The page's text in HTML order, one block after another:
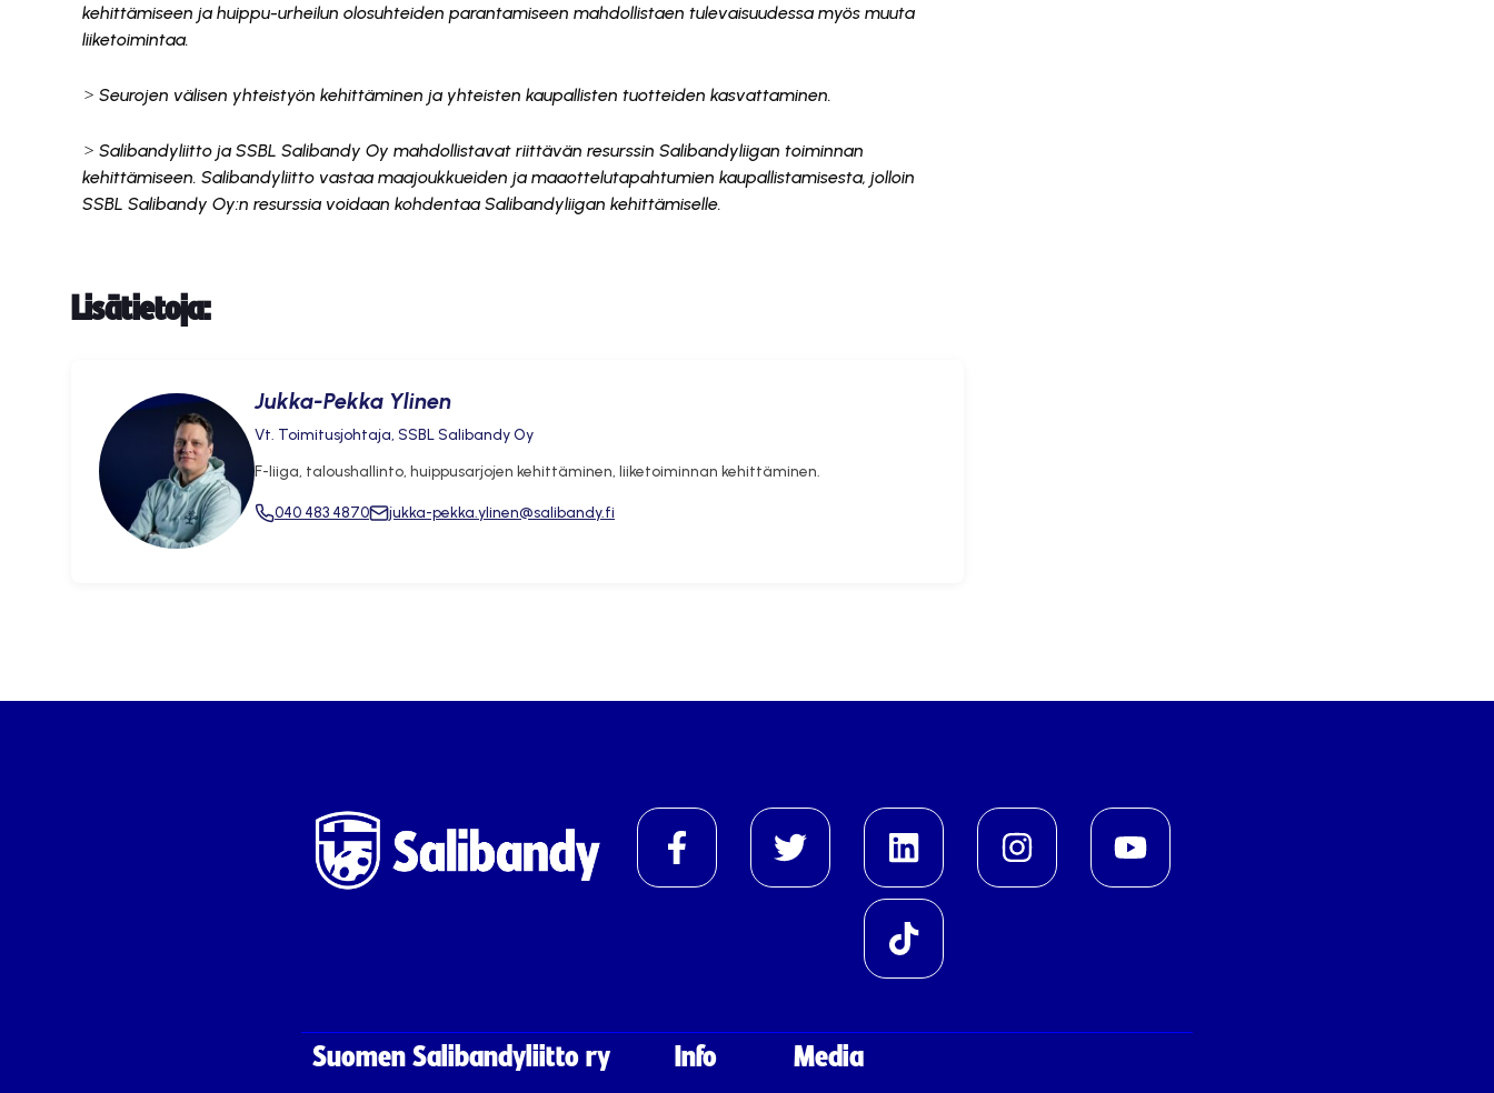
kehittämiseen ja huippu-urheilun olosuhteiden parantamiseen mahdollistaen tulevaisuudessa myös muuta
liiketoimintaa.
˃ Seurojen välisen yhteistyön kehittäminen ja yhteisten kaupallisten tuotteiden kasvattaminen.
˃ Salibandyliitto ja SSBL Salibandy Oy mahdollistavat riittävän resurssin Salibandyliigan toiminnan
kehittämiseen. Salibandyliitto vastaa maajoukkueiden ja maaottelutapahtumien kaupallistamisesta, jolloin
SSBL Salibandy Oy:n resurssia voidaan kohdentaa Salibandyliigan kehittämiselle.
Lisätietoja:
Jukka-Pekka Ylinen
Vt. Toimitusjohtaja, SSBL Salibandy Oy
F-liiga, taloushallinto, huippusarjojen kehittäminen, liiketoiminnan kehittäminen.
040 483 4870 jukka-pekka.ylinen@salibandy.fi
Suomen Salibandyliitto ry Info Media